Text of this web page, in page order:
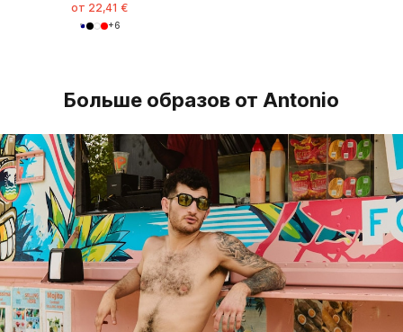
от 22,41 €
+6
Больше образов от Antonio